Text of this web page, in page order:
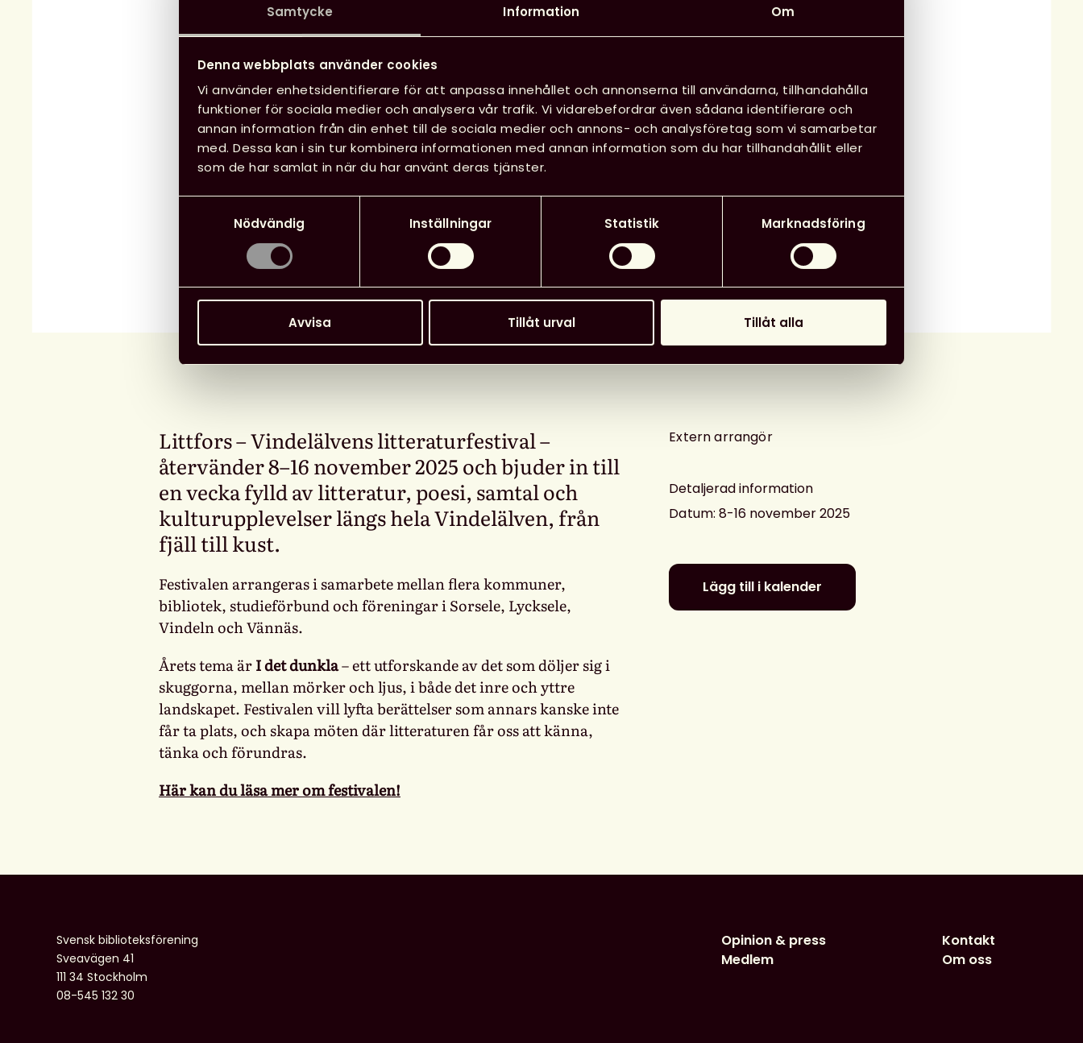
Samtycke Information Om
Denna webbplats använder cookies
Vi använder enhetsidentifierare för att anpassa innehållet och annonserna till användarna, tillhandahålla
funktioner för sociala medier och analysera vår trafik. Vi vidarebefordrar även sådana identifierare och
annan information från din enhet till de sociala medier och annons- och analysföretag som vi samarbetar
med. Dessa kan i sin tur kombinera informationen med annan information som du har tillhandahållit eller
som de har samlat in när du har använt deras tjänster.
Nödvändig
Inställningar Statistik Marknadsföring
Avvisa Tillåt urval Tillåt alla
Littfors – Vindelälvens litteraturfestival –
återvänder 8–16 november 2025 och bjuder in till
en vecka fylld av litteratur, poesi, samtal och
kulturupplevelser längs hela Vindelälven, från
fjäll till kust.
Festivalen arrangeras i samarbete mellan flera kommuner,
bibliotek, studieförbund och föreningar i Sorsele, Lycksele,
Vindeln och Vännäs.
Årets tema ärI det dunkla– ett utforskande av det som döljer sig i
skuggorna, mellan mörker och ljus, i både det inre och yttre
landskapet. Festivalen vill lyfta berättelser som annars kanske inte
får ta plats, och skapa möten där litteraturen får oss att känna,
tänka och förundras.
Här kan du läsa mer om festivalen!
Extern arrangör
Detaljerad information
Datum: 8-16 november 2025
Lägg till i kalender
Svensk biblioteksförening
Sveavägen 41
111 34 Stockholm
08-545 132 30
Opinion & press
Medlem
Kontakt
Om oss